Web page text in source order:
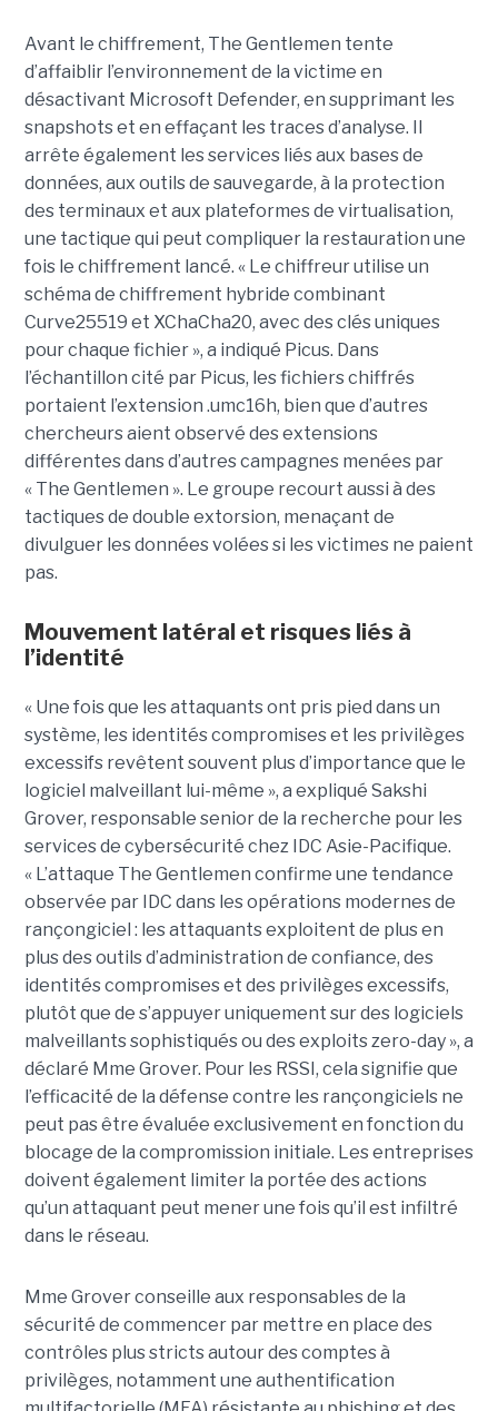
Avant le chiffrement, The Gentlemen tente
d’affaiblir l’environnement de la victime en
désactivant Microsoft Defender, en supprimant les
snapshots et en effaçant les traces d’analyse. Il
arrête également les services liés aux bases de
données, aux outils de sauvegarde, à la protection
des terminaux et aux plateformes de virtualisation,
une tactique qui peut compliquer la restauration une
fois le chiffrement lancé. « Le chiffreur utilise un
schéma de chiffrement hybride combinant
Curve25519 et XChaCha20, avec des clés uniques
pour chaque fichier », a indiqué Picus. Dans
l’échantillon cité par Picus, les fichiers chiffrés
portaient l’extension .umc16h, bien que d’autres
chercheurs aient observé des extensions
différentes dans d’autres campagnes menées par
« The Gentlemen ». Le groupe recourt aussi à des
tactiques de double extorsion, menaçant de
divulguer les données volées si les victimes ne paient
pas.
Mouvement latéral et risques liés à
l’identité
« Une fois que les attaquants ont pris pied dans un
système, les identités compromises et les privilèges
excessifs revêtent souvent plus d’importance que le
logiciel malveillant lui-même », a expliqué Sakshi
Grover, responsable senior de la recherche pour les
services de cybersécurité chez IDC Asie-Pacifique.
« L’attaque The Gentlemen confirme une tendance
observée par IDC dans les opérations modernes de
rançongiciel : les attaquants exploitent de plus en
plus des outils d’administration de confiance, des
identités compromises et des privilèges excessifs,
plutôt que de s’appuyer uniquement sur des logiciels
malveillants sophistiqués ou des exploits zero-day », a
déclaré Mme Grover. Pour les RSSI, cela signifie que
l’efficacité de la défense contre les rançongiciels ne
peut pas être évaluée exclusivement en fonction du
blocage de la compromission initiale. Les entreprises
doivent également limiter la portée des actions
qu’un attaquant peut mener une fois qu’il est infiltré
dans le réseau.
Mme Grover conseille aux responsables de la
sécurité de commencer par mettre en place des
contrôles plus stricts autour des comptes à
privilèges, notamment une authentification